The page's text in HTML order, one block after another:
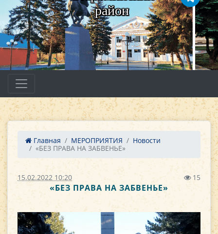
район
Главная МЕРОПРИЯТИЯ
Новости
«БЕЗ ПРАВА НА ЗАБВЕНЬЕ»
15.02.2022 10:20 15
«БЕЗ ПРАВА НА ЗАБВЕНЬЕ»